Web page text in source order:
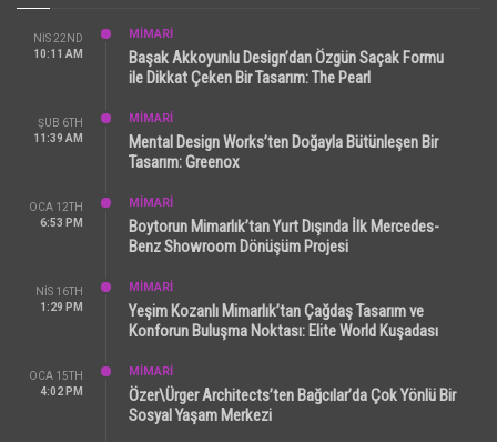
NIS 22ND
10:11 AM
MİMARİ
Başak Akkoyunlu Design’dan Özgün Saçak Formu
ile Dikkat Çeken Bir Tasarım: The Pearl
ŞUB 6TH
11:39 AM
MİMARİ
Mental Design Works’ten Doğayla Bütünleşen Bir
Tasarım: Greenox
OCA 12TH
6:53 PM
MİMARİ
Boytorun Mimarlık’tan Yurt Dışında İlk Mercedes-
Benz Showroom Dönüşüm Projesi
NIS 16TH
1:29 PM
MİMARİ
Yeşim Kozanlı Mimarlık’tan Çağdaş Tasarım ve
Konforun Buluşma Noktası: Elite World Kuşadası
OCA 15TH
4:02 PM
MİMARİ
Özer\Ürger Architects’ten Bağcılar’da Çok Yönlü Bir
Sosyal Yaşam Merkezi